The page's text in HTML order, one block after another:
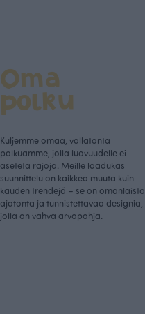
Oma
polku
Kuljemme omaa, vallatonta
polkuamme, jolla luovuudelle ei
aseteta rajoja. Meille laadukas
suunnittelu on kaikkea muuta kuin
kauden trendejä – se on omanlaista,
ajatonta ja tunnistettavaa designia,
jolla on vahva arvopohja.